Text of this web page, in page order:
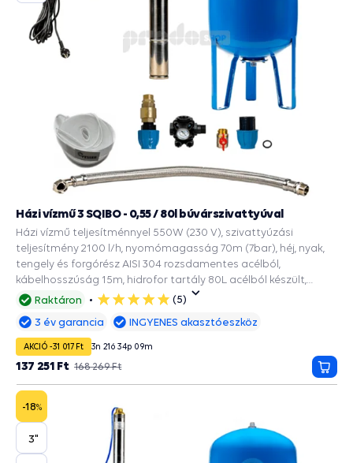
Raktáron
5
csillag
(5)
Házi vízmű 3 SQIBO - 0,55 / 80l búvárszivattyúval
Házi vízmű teljesítménnyel 550W (230 V), szivattyúzási
teljesítmény 2100 l/h, nyomómagasság 70m (7bar), héj, nyak,
tengely és forgórész AISI 304 rozsdamentes acélból,
kábelhosszúság 15m, hidrofor tartály 80L acélból készült,
EPDM ivóvíz zacskóval, a 90mm és szélesebb fúrásokba.
3 év garancia INGYENES akasztóeszköz
AKCIÓ -31 017 Ft 3n 21ó 34p 08m
168 269 Ft
137 251 Ft
-18%
3"